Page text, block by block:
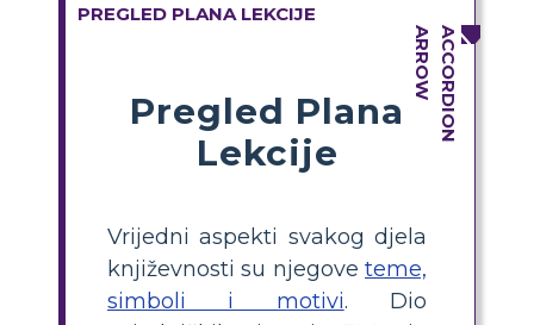
PREGLED PLANA LEKCIJE
Pregled Plana
Lekcije
Vrijedni aspekti svakog djela
književnosti su njegove teme,
simboli i motivi. Dio